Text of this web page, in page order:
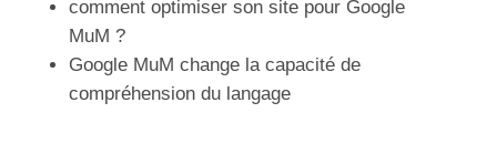
comment optimiser son site pour Google
MuM ?
Google MuM change la capacité de
compréhension du langage